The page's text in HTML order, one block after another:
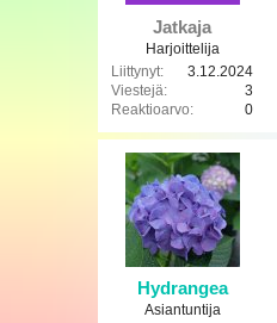
Jatkaja
Harjoittelija
Liittynyt
3.12.2024
Viestejä
3
Reaktioarvo
0
Hydrangea
Asiantuntija